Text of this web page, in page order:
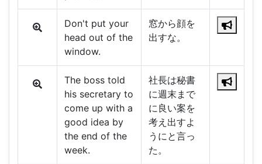
Don't put your
head out of the
window.
窓から顔を
出すな。
The boss told
his secretary to
come up with a
good idea by
the end of the
week.
社長は秘書
に週末まで
に良い案を
考え出すよ
うにと言っ
た。